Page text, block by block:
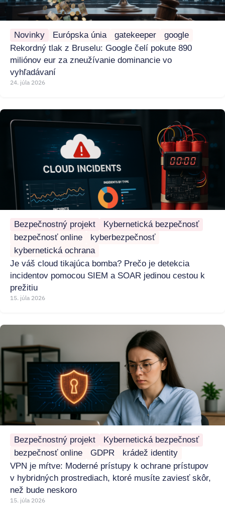
Novinky Európska únia gatekeeper
google
Rekordný tlak z Bruselu: Google čelí pokute 890
miliónov eur za zneužívanie dominancie vo
vyhľadávaní
24. júla 2026
Bezpečnostný projekt
Kybernetická bezpečnosť
bezpečnosť online
kyberbezpečnosť
kybernetická ochrana
Je váš cloud tikajúca bomba? Prečo je detekcia
incidentov pomocou SIEM a SOAR jedinou cestou k
prežitiu
15. júla 2026
Bezpečnostný projekt
Kybernetická bezpečnosť
bezpečnosť online
GDPR
krádež identity
VPN je mŕtve: Moderné prístupy k ochrane prístupov
v hybridných prostrediach, ktoré musíte zaviesť skôr,
než bude neskoro
15. júla 2026